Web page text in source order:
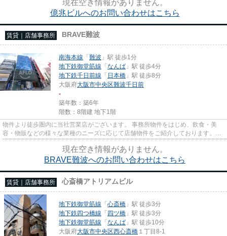
現在空き情報がありません。
億兆ビルへのお問い合わせはこちら
賃貸｜店舗事務所 BRAVE難波
南海本線 「難波 」駅 徒歩1分
地下鉄御堂筋線 「なんば 」駅 徒歩4分
地下鉄千日前線 「 日本橋 」駅 徒歩8分
大阪府大阪市中央区難波千日前
-
築年数：築6年
階数：8階建 地下1階
物件より徒歩圏内に当社営業店がございます。 事務所物件をはじめ、飲食・美
容・物販などの様々な業種のニーズに応じて店舗物件をご紹介しております。
尚、弊社ではおとり広告は一切...
現在空き情報がありません。
BRAVE難波へのお問い合わせはこちら
賃貸｜店舗事務所 心斎橋アトリアムビル
地下鉄御堂筋線 「心斎橋 」駅 徒歩3分
地下鉄四つ橋線 「四ツ橋 」駅 徒歩3分
地下鉄御堂筋線 「なんば 」駅 徒歩10分
大阪府大阪市中央区西心斎橋 １丁目8-1